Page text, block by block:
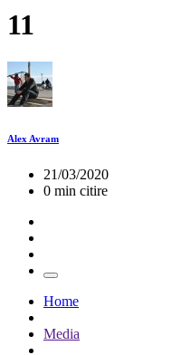
11
Alex Avram
21/03/2020
0 min citire
Home
Media